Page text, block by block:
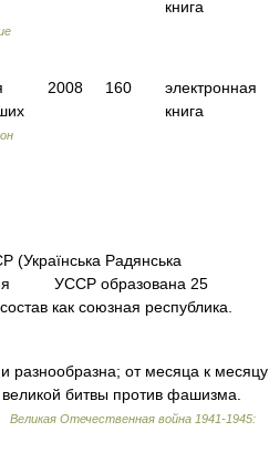
книга
2008 160
электронная
книга
Радянська
УССР образована 25
как союзная республика.
от месяца к месяцу
битвы против фашизма.
Великая Отечественная война 1941-1945: